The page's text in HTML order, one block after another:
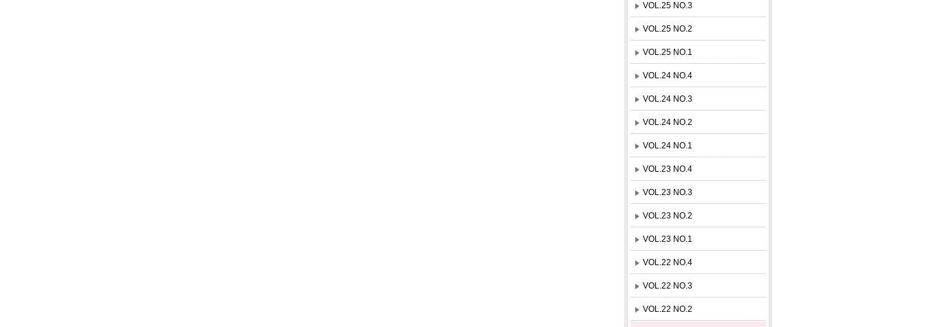
VOL.25 NO.3
VOL.25 NO.2
VOL.25 NO.1
VOL.24 NO.4
VOL.24 NO.3
VOL.24 NO.2
VOL.24 NO.1
VOL.23 NO.4
VOL.23 NO.3
VOL.23 NO.2
VOL.23 NO.1
VOL.22 NO.4
VOL.22 NO.3
VOL.22 NO.2